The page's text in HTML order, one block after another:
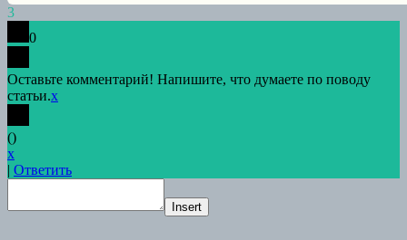
3
0
Оставьте комментарий! Напишите, что думаете по поводу
статьи.x
()
x
| Ответить
Insert